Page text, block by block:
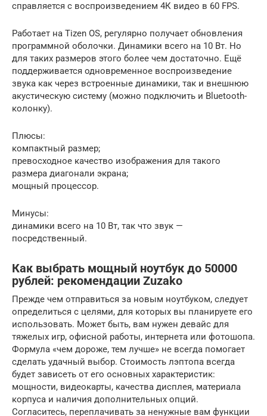
справляется с воспроизведением 4К видео в 60 FPS.
Работает на Tizen OS, регулярно получает обновления
программной оболочки. Динамики всего на 10 Вт. Но
для таких размеров этого более чем достаточно. Ещё
поддерживается одновременное воспроизведение
звука как через встроенные динамики, так и внешнюю
акустическую систему (можно подключить и Bluetooth-
колонку).
Плюсы:
компактный размер;
превосходное качество изображения для такого
размера диагонали экрана;
мощный процессор.
Минусы:
динамики всего на 10 Вт, так что звук —
посредственный.
Как выбрать мощный ноутбук до 50000
рублей: рекомендации Zuzako
Прежде чем отправиться за новым ноутбуком, следует
определиться с целями, для которых вы планируете его
использовать. Может быть, вам нужен девайс для
тяжелых игр, офисной работы, интернета или фотошопа.
Формула «чем дороже, тем лучше» не всегда помогает
сделать удачный выбор. Стоимость лэптопа всегда
будет зависеть от его основных характеристик:
мощности, видеокарты, качества дисплея, материала
корпуса и наличия дополнительных опций.
Согласитесь, переплачивать за ненужные вам функции